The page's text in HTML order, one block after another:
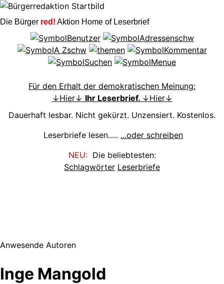
Die Bürger red! Aktion Home of Leserbrief
Für den Erhalt der demokratischen Meinung:
↓Hier↓ Ihr Leserbrief. ↓Hier↓
Dauerhaft lesbar. Nicht gekürzt. Unzensiert. Kostenlos.
Leserbriefe lesen..... ...oder schreiben
NEU:Die beliebtesten:
Schlagwörter Leserbriefe
Anwesende Autoren
Inge Mangold